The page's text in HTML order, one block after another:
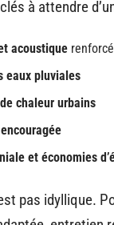
à attendre
acoustique
eaux pluviales
chaleur urbains
et économies
pas idyllique.